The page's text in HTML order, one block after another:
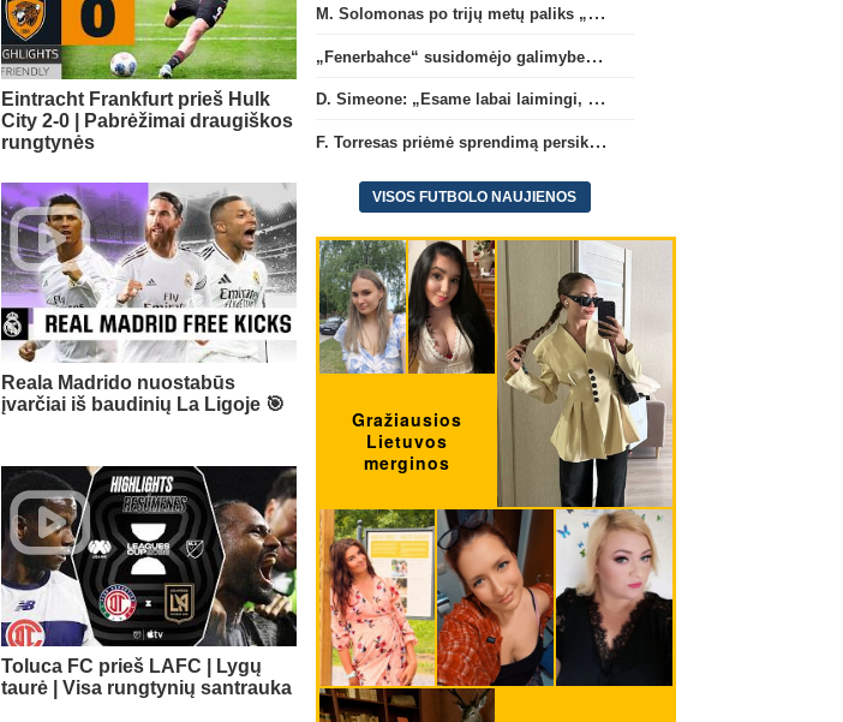
Eintracht Frankfurt prieš Hulk
City 2-0 | Pabrėžimai draugiškos
rungtynės
Reala Madrido nuostabūs
įvarčiai iš baudinių La Ligoje 🎯
Toluca FC prieš LAFC | Lygų
taurė | Visa rungtynių santrauka
M. Solomonas po trijų metų paliks „Tottenham“ ir papildys „West Ham“ klubą
„Fenerbahce“ susidomėjo galimybe įsigyti R. Lukaku
D. Simeone: „Esame labai laimingi, kad turime J. Alvarezą“
F. Torresas priėmė sprendimą persikelti į PSG ekipą
VISOS FUTBOLO NAUJIENOS